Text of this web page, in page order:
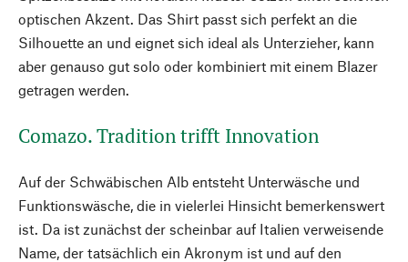
optischen Akzent. Das Shirt passt sich perfekt an die
Silhouette an und eignet sich ideal als Unterzieher, kann
aber genauso gut solo oder kombiniert mit einem Blazer
getragen werden.
Comazo. Tradition trifft Innovation
Auf der Schwäbischen Alb entsteht Unterwäsche und
Funktionswäsche, die in vielerlei Hinsicht bemerkenswert
ist. Da ist zunächst der scheinbar auf Italien verweisende
Name, der tatsächlich ein Akronym ist und auf den